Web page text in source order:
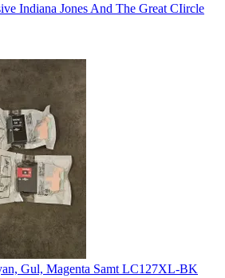
Indiana Jones And The Great CIircle
Gul, Magenta Samt LC127XL-BK